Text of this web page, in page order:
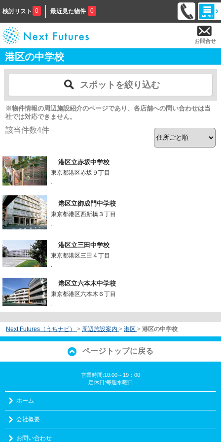
検討リスト 0 最近見た物件 0
お問合せ
港区の中学校
スポットを絞り込む
※物件情報の周辺施設紹介のページであり、各店舗への問い合わせは当
社では対応できません。
該当件数4件
港区立赤坂中学校
東京都港区赤坂９丁目
-
港区立御成門中学校
東京都港区西新橋３丁目
-
港区立三田中学校
東京都港区三田４丁目
-
港区立六本木中学校
東京都港区六本木６丁目
-
Next Futures（うちナビ） > 周辺施設案内 > 港区 > 港区の中学校
ページトップに戻る
営業時間:10:00～19：00
定休日:毎週水曜日
ホーム
会社概要
お問い合わせ